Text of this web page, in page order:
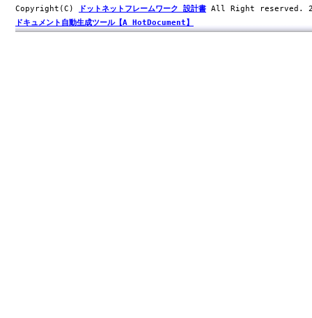
Copyright(C) ドットネットフレームワーク 設計書 All Right reserved.
ドキュメント自動生成ツール【A HotDocument】